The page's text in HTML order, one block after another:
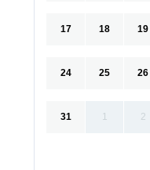
17 18 19
24 25 26
31 1 2